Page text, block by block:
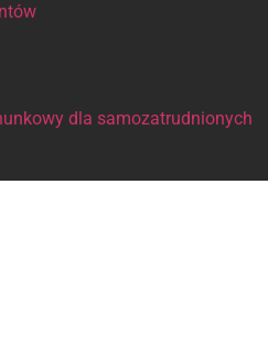
dla samozatrudnionych